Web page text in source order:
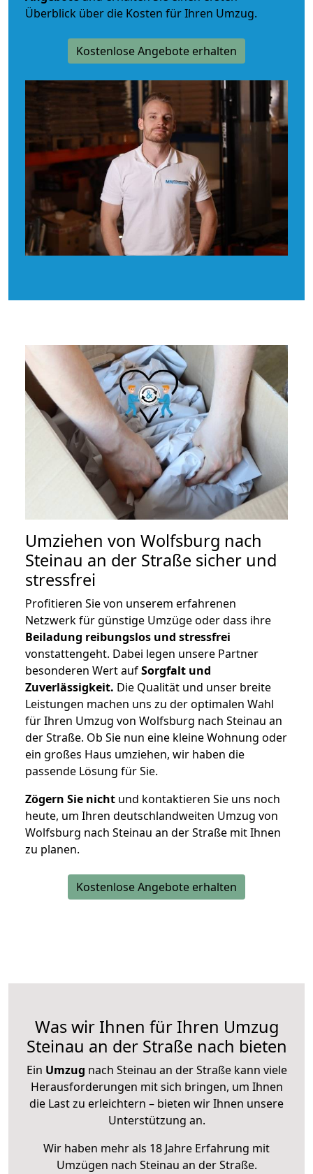
Überblick über die Kosten für Ihren Umzug.
Kostenlose Angebote erhalten
Umziehen von Wolfsburg nach
Steinau an der Straße sicher und
stressfrei
Profitieren Sie von unserem erfahrenen
Netzwerk für günstige Umzüge oder dass ihre
Beiladung reibungslos und stressfrei
vonstattengeht. Dabei legen unsere Partner
besonderen Wert aufSorgfalt und
Zuverlässigkeit. Die Qualität und unser breite
Leistungen machen uns zu der optimalen Wahl
für Ihren Umzug von Wolfsburg nach Steinau an
der Straße. Ob Sie nun eine kleine Wohnung oder
ein großes Haus umziehen, wir haben die
passende Lösung für Sie.
Zögern Sie nicht und kontaktieren Sie uns noch
heute, um Ihren deutschlandweiten Umzug von
Wolfsburg nach Steinau an der Straße mit Ihnen
zu planen.
Kostenlose Angebote erhalten
Was wir Ihnen für Ihren Umzug
Steinau an der Straße nach bieten
Ein Umzug nach Steinau an der Straße kann viele
Herausforderungen mit sich bringen, um Ihnen
die Last zu erleichtern – bieten wir Ihnen unsere
Unterstützung an.
Wir haben mehr als 18 Jahre Erfahrung mit
Umzügen nach Steinau an der Straße.